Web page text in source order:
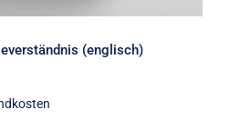
(englisch)